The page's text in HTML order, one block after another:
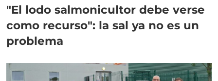
"El lodo salmonicultor debe verse
como recurso": la sal ya no es un
problema